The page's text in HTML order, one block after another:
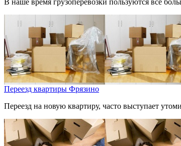
В наше время грузоперевозки пользуются всё
Переезд квартиры Фрязино
Переезд на новую квартиру, часто выступает